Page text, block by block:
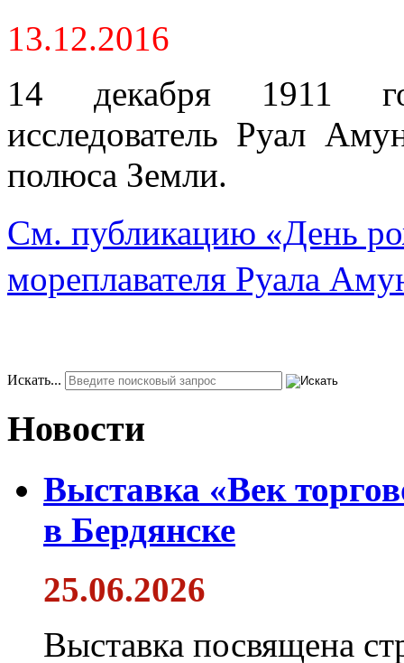
13.12.2016
14 декабря 1911
исследователь Руал
полюса Земли.
См. публикацию «День
мореплавателя Руала
Искать...
Новости
Выставка «Век
в Бердянске
25.06.2026
Выставка посвящена